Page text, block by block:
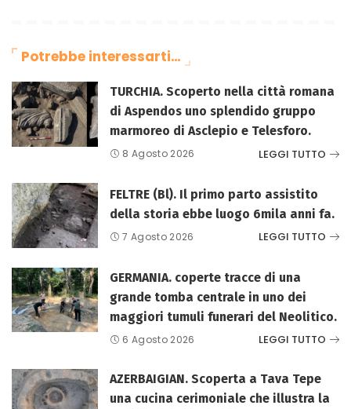
Potrebbe interessarti…
TURCHIA. Scoperto nella città romana
di Aspendos uno splendido gruppo
marmoreo di Asclepio e Telesforo.
8 Agosto 2026 LEGGI TUTTO
FELTRE (Bl). Il primo parto assistito
della storia ebbe luogo 6mila anni fa.
7 Agosto 2026 LEGGI TUTTO
GERMANIA. coperte tracce di una
grande tomba centrale in uno dei
maggiori tumuli funerari del Neolitico.
6 Agosto 2026 LEGGI TUTTO
AZERBAIGIAN. Scoperta a Tava Tepe
una cucina cerimoniale che illustra la